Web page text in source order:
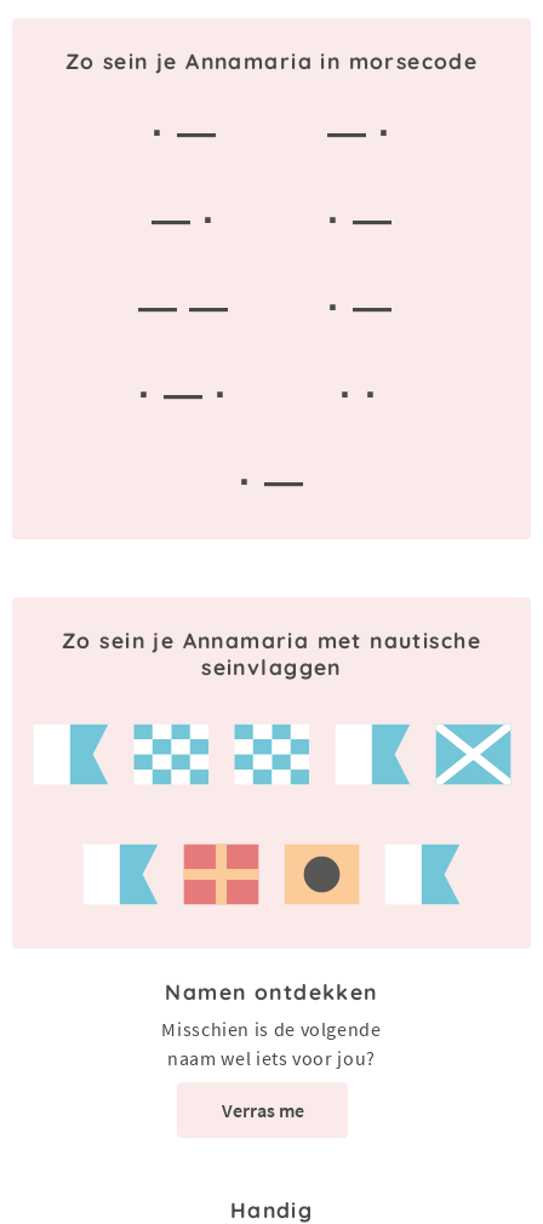
Zo sein je Annamaria in morsecode
· —
— ·
— ·
· —
— —
· —
· — ·
· ·
· —
Zo sein je Annamaria met nautische
seinvlaggen
Namen ontdekken
Misschien is de volgende
naam wel iets voor jou?
Verras me
Handig